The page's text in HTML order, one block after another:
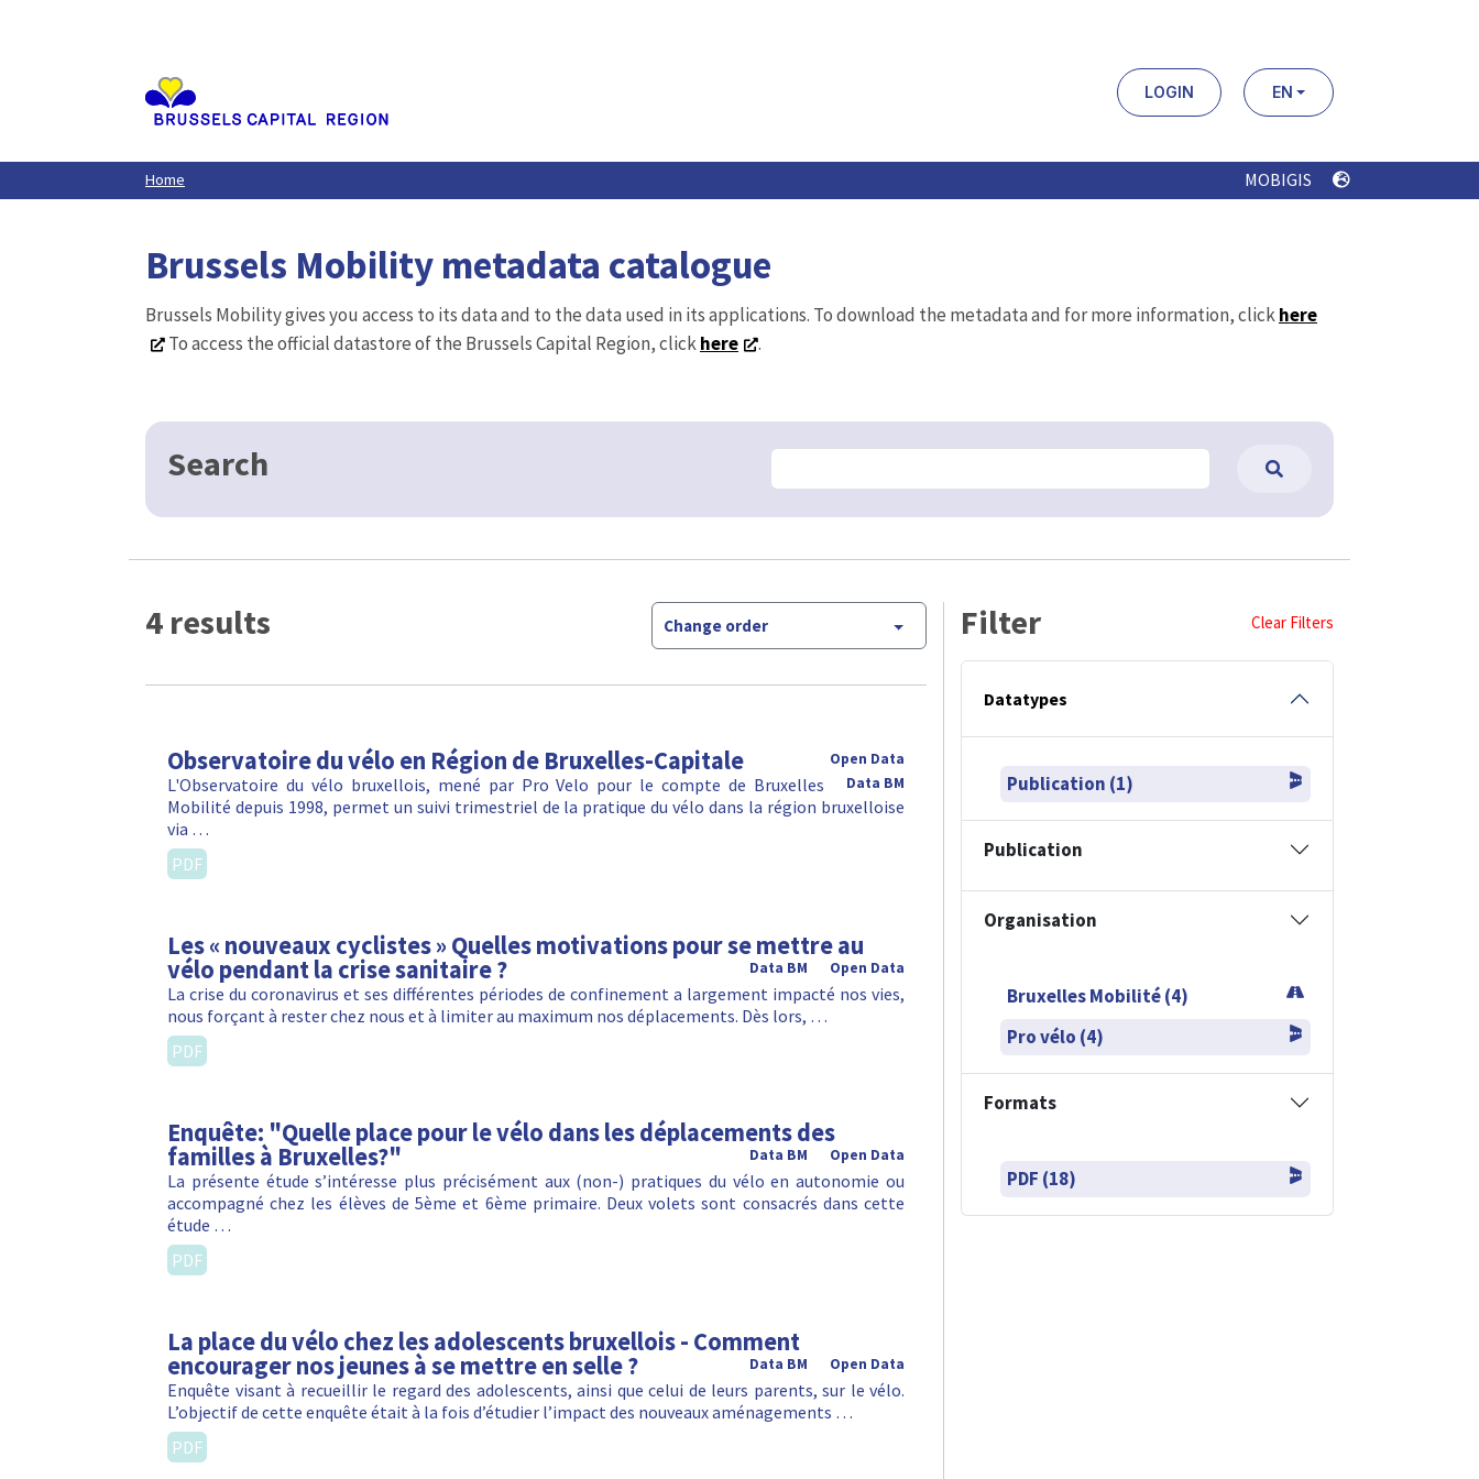
LOGIN EN
Home MOBIGIS
Brussels Mobility metadata catalogue
Brussels Mobility gives you access to its data and to the data used in its applications. To download the metadata and for more information, clickhere
To access the official datastore of the Brussels Capital Region, clickhere .
Search
4 results Change order
Observatoire du vélo en Région de Bruxelles-Capitale
Open Data
Data BM
L'Observatoire du vélo bruxellois, mené par Pro Velo pour le compte de Bruxelles
Mobilité depuis 1998, permet un suivi trimestriel de la pratique du vélo dans la région bruxelloise
via …
PDF
Les « nouveaux cyclistes » Quelles motivations pour se mettre au
vélo pendant la crise sanitaire ? Open Data
Data BM
La crise du coronavirus et ses différentes périodes de confinement a largement impacté nos vies,
nous forçant à rester chez nous et à limiter au maximum nos déplacements. Dès lors, …
PDF
Enquête: "Quelle place pour le vélo dans les déplacements des
familles à Bruxelles?" Open Data
Data BM
La présente étude s’intéresse plus précisément aux (non-) pratiques du vélo en autonomie ou
accompagné chez les élèves de 5ème et 6ème primaire. Deux volets sont consacrés dans cette
étude …
PDF
La place du vélo chez les adolescents bruxellois - Comment
encourager nos jeunes à se mettre en selle ? Open Data
Data BM
Enquête visant à recueillir le regard des adolescents, ainsi que celui de leurs parents, sur le vélo.
L’objectif de cette enquête était à la fois d’étudier l’impact des nouveaux aménagements …
PDF
Filter Clear Filters
Datatypes
Publication (1)
Publication
Organisation
Bruxelles Mobilité (4)
Pro vélo (4)
Formats
PDF (18)